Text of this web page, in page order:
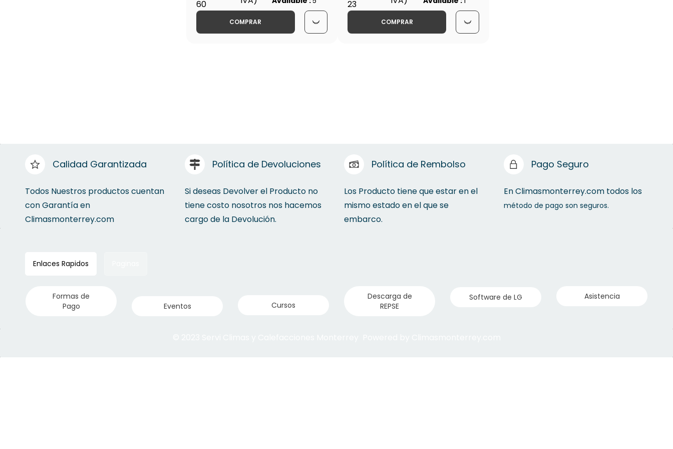
60
COMPRAR
1-5/8" - WIP-HE-11
23
COMPRAR
Calidad Garantizada
Todos Nuestros productos cuentan
con Garantía en
Climasmonterrey.com
Política de Devoluciones
Si deseas Devolver el Producto no
tiene costo nosotros nos hacemos
cargo de la Devolución.
Política de Rembolso
Los Producto tiene que estar en el
mismo estado en el que se
embarco.
Pago Seguro
En Climasmonterrey.com todos los
método de pago son seguros.
Enlaces Rapidos
Formas de
Pago
Eventos Cursos
Descarga de
REPSE
Software de LG Asistencia